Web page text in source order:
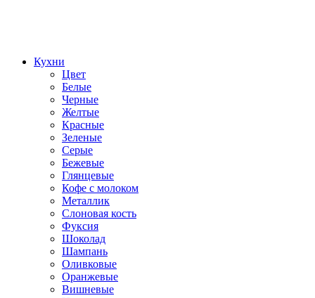
Кухни
Цвет
Белые
Черные
Желтые
Красные
Зеленые
Серые
Бежевые
Глянцевые
Кофе с молоком
Металлик
Слоновая кость
Фуксия
Шоколад
Шампань
Оливковые
Оранжевые
Вишневые